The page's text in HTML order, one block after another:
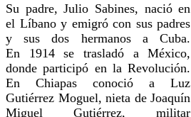
Su padre, Julio Sabines, nació en
el Líbano y emigró con sus padres
y sus dos hermanos a Cuba.
En 1914 se trasladó a México,
donde participó en la Revolución.
En Chiapas conoció a Luz
Gutiérrez Moguel, nieta de Joaquín
Miguel Gutiérrez, militar